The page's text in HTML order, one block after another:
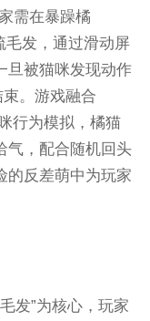
需在暴躁橘
毛发，通过滑动屏
旦被猫咪发现动作
。游戏融合
行为模拟，橘猫
气，配合随机回头
的反差萌中为玩家
发”为核心，玩家